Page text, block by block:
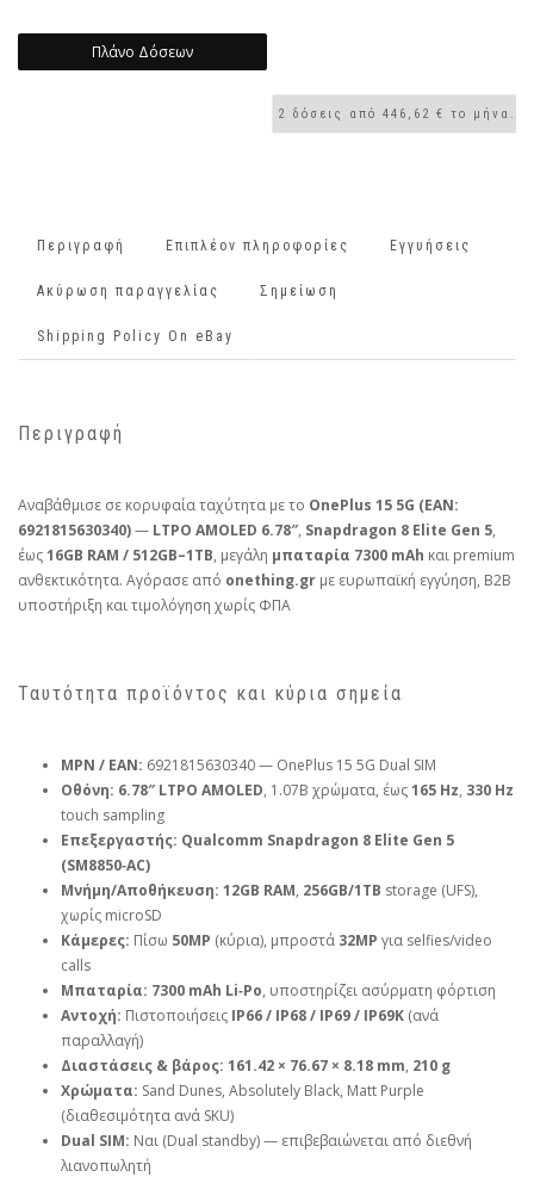
Πλάνο Δόσεων
Περιγραφή Επιπλέον πληροφορίες Εγγυήσεις
Ακύρωση παραγγελίας Σημείωση
Shipping Policy On eBay
Περιγραφή
Αναβάθμισε σε κορυφαία ταχύτητα με το OnePlus 15 5G (EAN:
6921815630340)— LTPO AMOLED 6.78″, Snapdragon 8 Elite Gen 5,
έως16GB RAM / 512GB–1TB, μεγάλη μπαταρία 7300 mAh και premium
ανθεκτικότητα. Αγόρασε από onething.gr με ευρωπαϊκή εγγύηση, B2B
υποστήριξη και τιμολόγηση χωρίς ΦΠΑ
Ταυτότητα προϊόντος και κύρια σημεία
MPN / EAN: 6921815630340 — OnePlus 15 5G Dual SIM
Οθόνη: 6.78″ LTPO AMOLED, 1.07B χρώματα, έως165 Hz, 330 Hz
touch sampling
Επεξεργαστής: Qualcomm Snapdragon 8 Elite Gen 5
(SM8850‑AC)
Μνήμη/Αποθήκευση: 12GB RAM, 256GB/1TB storage (UFS),
χωρίς microSD
Κάμερες: Πίσω 50MP (κύρια), μπροστά 32MP για selfies/video
calls
Μπαταρία: 7300 mAh Li‑Po, υποστηρίζει ασύρματη φόρτιση
Αντοχή: Πιστοποιήσεις IP66 / IP68 / IP69 / IP69K (ανά
παραλλαγή)
Διαστάσεις & βάρος: 161.42 × 76.67 × 8.18 mm, 210 g
Χρώματα: Sand Dunes, Absolutely Black, Matt Purple
(διαθεσιμότητα ανά SKU)
Dual SIM: Ναι (Dual standby) — επιβεβαιώνεται από διεθνή
λιανοπωλητή